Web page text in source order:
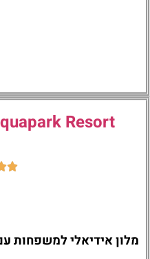
Resort
מלון אידיאלי למשפחות